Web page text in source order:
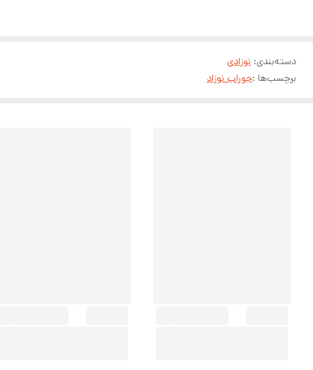
دسته‌بندی: نوزادی
برچسب‌ها :جوراب نوزاد